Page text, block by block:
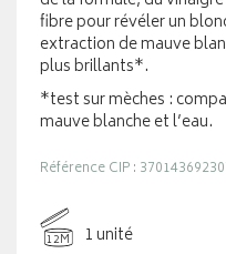
fibre pour révéler un
extraction de mauve
plus brillants*.
*test sur mèches :
mauve blanche et l’eau.
Référence CIP :
12M
1 unité